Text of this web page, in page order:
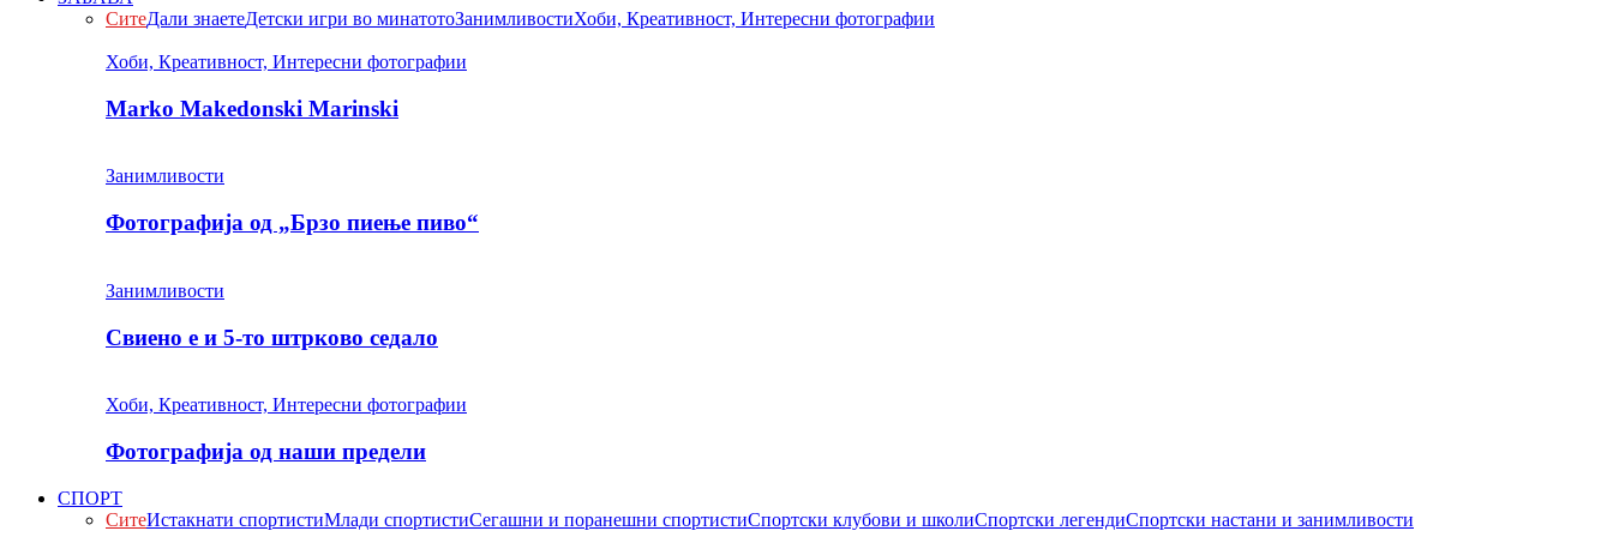
СитеДали знаетеДетски игри во минатотоЗанимливостиХоби, Креативност, Интересни фотографии
Хоби, Креативност, Интересни фотографии
Marko Makedonski Marinski
Занимливости
Фотографија од „Брзо пиење пиво“
Занимливости
Свиено е и 5-то штрково седало
Хоби, Креативност, Интересни фотографии
Фотографија од наши предели
СПОРТ
СитеИстакнати спортистиМлади спортистиСегашни и поранешни спортистиСпортски клубови и школиСпортски легендиСпортски настани и занимливости